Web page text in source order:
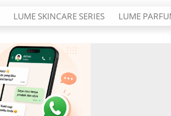
LUME SKINCARE SERIES LUME